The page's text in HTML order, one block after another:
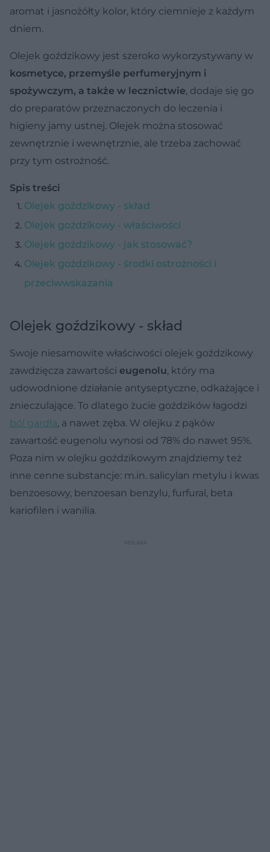
aromat i jasnożółty kolor, który ciemnieje z każdym
dniem.
Olejek goździkowy jest szeroko wykorzystywany w
kosmetyce, przemyśle perfumeryjnym i
spożywczym, a także w lecznictwie, dodaje się go
do preparatów przeznaczonych do leczenia i
higieny jamy ustnej. Olejek można stosować
zewnętrznie i wewnętrznie, ale trzeba zachować
przy tym ostrożność.
Spis treści
Olejek goździkowy - skład
Olejek goździkowy - właściwości
Olejek goździkowy - jak stosować?
Olejek goździkowy - środki ostrożności i
przeciwwskazania
Olejek goździkowy - skład
Swoje niesamowite właściwości olejek goździkowy
zawdzięcza zawartości eugenolu, który ma
udowodnione działanie antyseptyczne, odkażające i
znieczulające. To dlatego żucie goździków łagodzi
ból gardła, a nawet zęba. W olejku z pąków
zawartość eugenolu wynosi od 78% do nawet 95%.
Poza nim w olejku goździkowym znajdziemy też
inne cenne substancje: m.in. salicylan metylu i kwas
benzoesowy, benzoesan benzylu, furfural, beta
kariofilen i wanilia.